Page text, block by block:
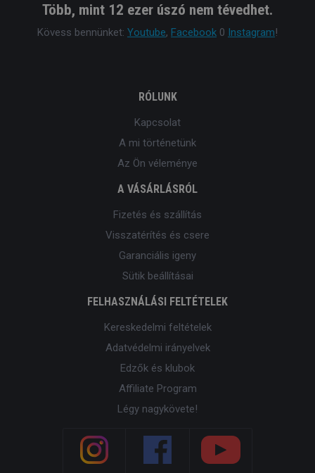
Több, mint 12 ezer úszó nem tévedhet.
Kövess bennünket: Youtube, Facebook 0 Instagram!
RÓLUNK
Kapcsolat
A mi történetünk
Az Ön véleménye
A VÁSÁRLÁSRÓL
Fizetés és szállítás
Visszatérítés és csere
Garanciális igeny
Sütik beállításai
FELHASZNÁLÁSI FELTÉTELEK
Kereskedelmi feltételek
Adatvédelmi irányelvek
Edzők és klubok
Affiliate Program
Légy nagykövete!